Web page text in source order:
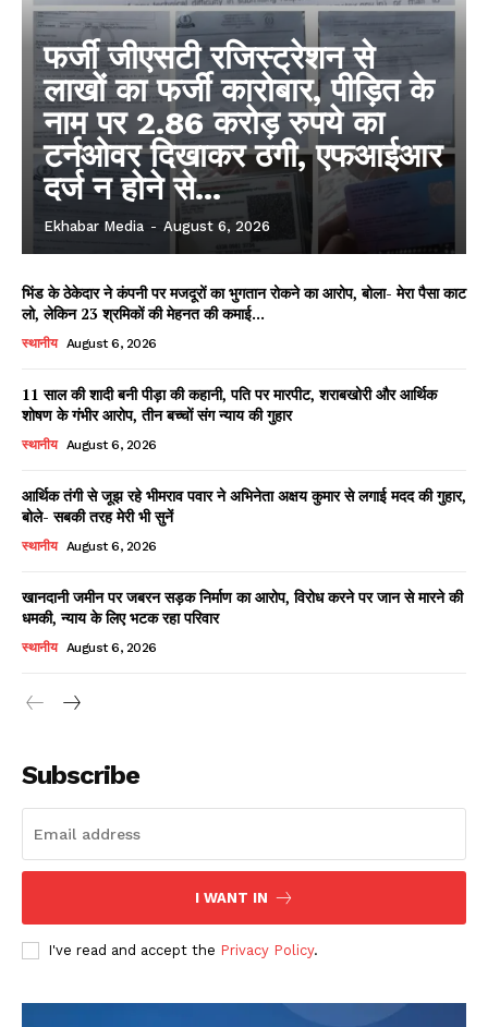
फर्जी जीएसटी रजिस्ट्रेशन से
लाखों का फर्जी कारोबार, पीड़ित के
नाम पर 2.86 करोड़ रुपये का
टर्नओवर दिखाकर ठगी, एफआईआर
दर्ज न होने से...
Ekhabar Media - August 6, 2026
भिंड के ठेकेदार ने कंपनी पर मजदूरों का भुगतान रोकने का आरोप, बोला- मेरा पैसा काट
लो, लेकिन 23 श्रमिकों की मेहनत की कमाई...
स्थानीय August 6, 2026
11 साल की शादी बनी पीड़ा की कहानी, पति पर मारपीट, शराबखोरी और आर्थिक
शोषण के गंभीर आरोप, तीन बच्चों संग न्याय की गुहार
स्थानीय August 6, 2026
आर्थिक तंगी से जूझ रहे भीमराव पवार ने अभिनेता अक्षय कुमार से लगाई मदद की गुहार,
बोले- सबकी तरह मेरी भी सुनें
स्थानीय August 6, 2026
खानदानी जमीन पर जबरन सड़क निर्माण का आरोप, विरोध करने पर जान से मारने की
धमकी, न्याय के लिए भटक रहा परिवार
स्थानीय August 6, 2026
Subscribe
I WANT IN
I've read and accept the Privacy Policy.